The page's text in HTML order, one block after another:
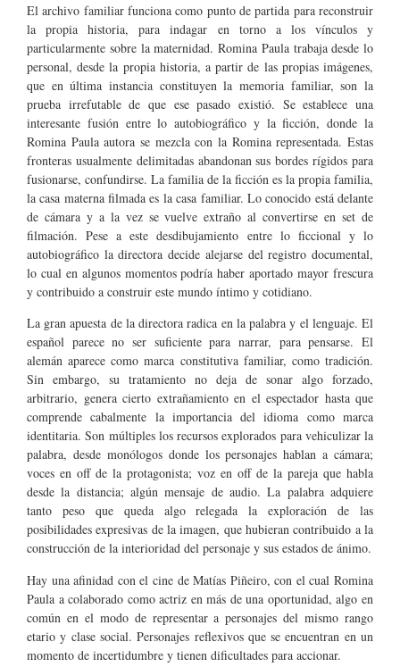
El archivo familiar funciona como punto de partida para reconstruir
la propia historia, para indagar en torno a los vínculos y
particularmente sobre la maternidad. Romina Paula trabaja desde lo
personal, desde la propia historia, a partir de las propias imágenes,
que en última instancia constituyen la memoria familiar, son la
prueba irrefutable de que ese pasado existió. Se establece una
interesante fusión entre lo autobiográfico y la ficción, donde la
Romina Paula autora se mezcla con la Romina representada. Estas
fronteras usualmente delimitadas abandonan sus bordes rígidos para
fusionarse, confundirse. La familia de la ficción es la propia familia,
la casa materna filmada es la casa familiar. Lo conocido está delante
de cámara y a la vez se vuelve extraño al convertirse en set de
filmación. Pese a este desdibujamiento entre lo ficcional y lo
autobiográfico la directora decide alejarse del registro documental,
lo cual en algunos momentos podría haber aportado mayor frescura
y contribuido a construir este mundo íntimo y cotidiano.
La gran apuesta de la directora radica en la palabra y el lenguaje. El
español parece no ser suficiente para narrar, para pensarse. El
alemán aparece como marca constitutiva familiar, como tradición.
Sin embargo, su tratamiento no deja de sonar algo forzado,
arbitrario, genera cierto extrañamiento en el espectador hasta que
comprende cabalmente la importancia del idioma como marca
identitaria. Son múltiples los recursos explorados para vehiculizar la
palabra, desde monólogos donde los personajes hablan a cámara;
voces en off de la protagonista; voz en off de la pareja que habla
desde la distancia; algún mensaje de audio. La palabra adquiere
tanto peso que queda algo relegada la exploración de las
posibilidades expresivas de la imagen, que hubieran contribuido a la
construcción de la interioridad del personaje y sus estados de ánimo.
Hay una afinidad con el cine de Matías Piñeiro, con el cual Romina
Paula a colaborado como actriz en más de una oportunidad, algo en
común en el modo de representar a personajes del mismo rango
etario y clase social. Personajes reflexivos que se encuentran en un
momento de incertidumbre y tienen dificultades para accionar.